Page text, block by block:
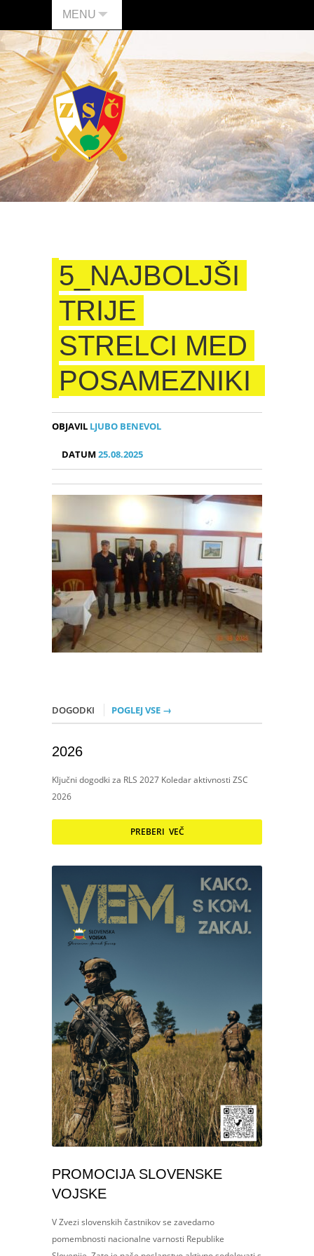
MENU
5_NAJBOLJŠI
TRIJE
STRELCI MED
POSAMEZNIKI
OBJAVIL LJUBO BENEVOL
DATUM25.08.2025
DOGODKI POGLEJ VSE →
2026
Ključni dogodki za RLS 2027 Koledar aktivnosti ZSC
2026
PREBERI VEČ
PROMOCIJA SLOVENSKE
VOJSKE
V Zvezi slovenskih častnikov se zavedamo
pomembnosti nacionalne varnosti Republike